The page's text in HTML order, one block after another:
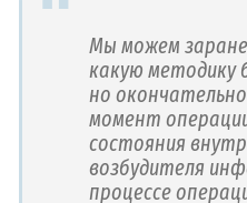
Мы можем
какую методику
но
момент
состояния
возбудителя
процессе